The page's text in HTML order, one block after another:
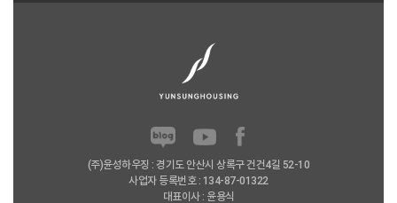
(주)윤성하우징 : 경기도 안산시 상록구 건건4길 52-10
사업자 등록번호 : 134-87-01322
대표이사 : 윤용식